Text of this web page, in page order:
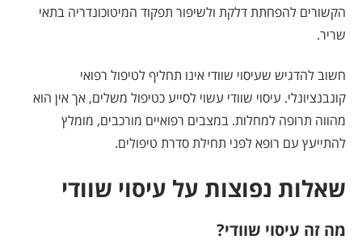
הקשורים להפחתת דלקת ולשיפור תפקוד המיטוכונדריה בתאי
שריר.
חשוב להדגיש שעיסוי שוודי אינו תחליף לטיפול רפואי
קונבנציונלי. עיסוי שוודי עשוי לסייע כטיפול משלים, אך אין הוא
מהווה תרופה למחלות. במצבים רפואיים מורכבים, מומלץ
להתייעץ עם רופא לפני תחילת סדרת טיפולים.
שאלות נפוצות על עיסוי שוודי
מה זה עיסוי שוודי?